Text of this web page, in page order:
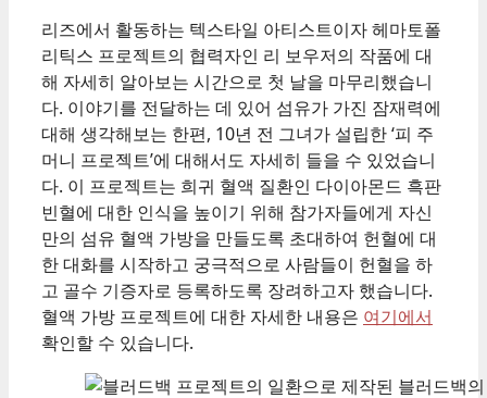
리즈에서 활동하는 텍스타일 아티스트이자 헤마토폴
리틱스 프로젝트의 협력자인 리 보우저의 작품에 대
해 자세히 알아보는 시간으로 첫 날을 마무리했습니
다. 이야기를 전달하는 데 있어 섬유가 가진 잠재력에
대해 생각해보는 한편, 10년 전 그녀가 설립한 ‘피 주
머니 프로젝트’에 대해서도 자세히 들을 수 있었습니
다. 이 프로젝트는 희귀 혈액 질환인 다이아몬드 흑판
빈혈에 대한 인식을 높이기 위해 참가자들에게 자신
만의 섬유 혈액 가방을 만들도록 초대하여 헌혈에 대
한 대화를 시작하고 궁극적으로 사람들이 헌혈을 하
고 골수 기증자로 등록하도록 장려하고자 했습니다.
혈액 가방 프로젝트에 대한 자세한 내용은 여기에서
확인할 수 있습니다.